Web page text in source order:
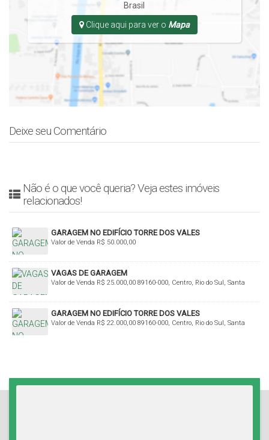
Brasil
Clique aqui para ver o Mapa
Deixe seu Comentário
Não é o que você queria? Veja estes imóveis
relacionados!
GARAGEM NO EDIFÍCIO TORRE DOS VALES
R$ 50.000,00
Valor de Venda
VAGAS DE GARAGEM
R$ 25.000,00
Valor de Venda
89160-000, Centro, Rio do Sul, Santa
GARAGEM NO EDIFÍCIO TORRE DOS VALES
R$ 22.000,00
Valor de Venda
89160-000, Centro, Rio do Sul, Santa